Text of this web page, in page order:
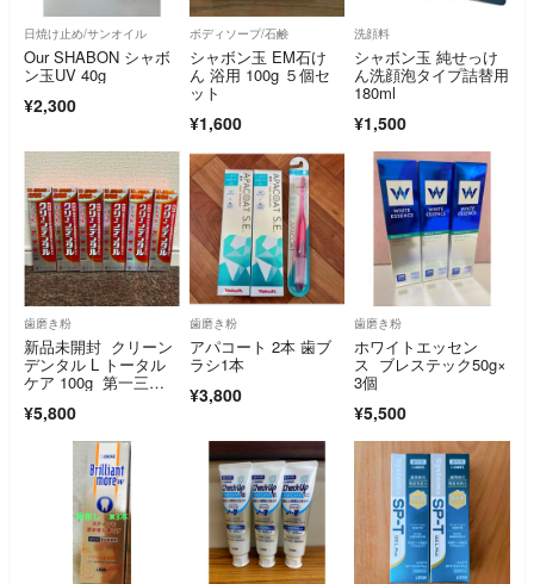
日焼け止め/サンオイル
Our SHABON シャボ
ン玉UV 40g
¥2,300
ボディソープ/石鹸
シャボン玉 EM石け
ん 浴用 100g ５個セ
ット
¥1,600
洗顔料
シャボン玉 純せっけ
ん洗顔泡タイプ詰替用
180ml
¥1,500
歯磨き粉
新品未開封 クリーン
デンタル L トータル
ケア 100g 第一三共
¥5,800
歯磨き粉
アパコート 2本 歯ブ
ラシ1本
¥3,800
歯磨き粉
ホワイトエッセン
ス ブレステック50g×
3個
¥5,500